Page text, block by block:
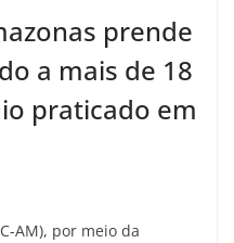
prende
a mais de 18
praticado em
AM), por meio da